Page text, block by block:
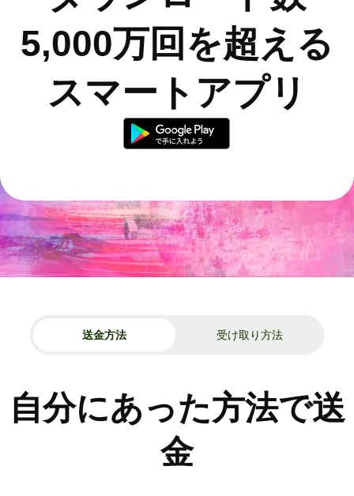
5,000万回を超える
スマートアプリ
送金方法 受け取り方法
自分にあった方法で送
金